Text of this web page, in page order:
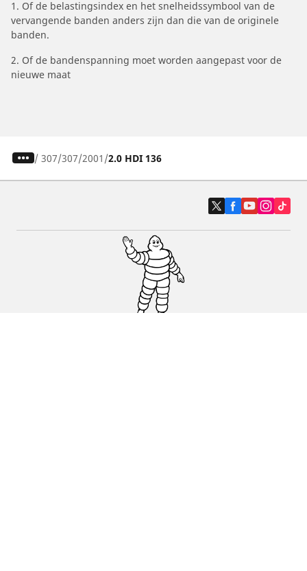
1. Of de belastingsindex en het snelheidssymbool van de
vervangende banden anders zijn dan die van de originele
banden.
2. Of de bandenspanning moet worden aangepast voor de
nieuwe maat
/ 307 307 2001 2.0 HDI 136